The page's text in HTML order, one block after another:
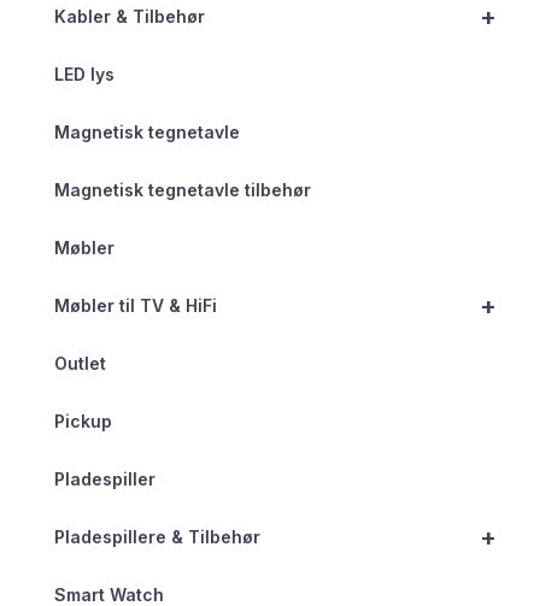
+
Kabler & Tilbehør
LED lys
Magnetisk tegnetavle
Magnetisk tegnetavle tilbehør
Møbler
+
Møbler til TV & HiFi
Outlet
Pickup
Pladespiller
+
Pladespillere & Tilbehør
Smart Watch